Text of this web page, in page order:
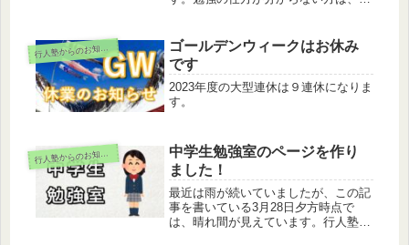
ありました。その中でも、今回はいい
問題だ！と感じるものがありました
の...
行
人塾からのお知らせ
ゴールデンウィークはお休み
です
2023年度の大型連休は９連休になりま
す。
行
人塾からのお知らせ
中学生勉強室のページを作り
ました！
最近は雨が続いていましたが、この記
事を書いている3月28日夕方時点で
は、晴れ間が見えています。行人塾は